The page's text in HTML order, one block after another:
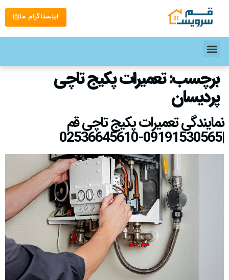
اینستاگرام ما
برچسب:تعمیرات پکیج تاچی
پردیسان
نمایندگی تعمیرات پکیج تاچی قم
|09191530565-02536645610